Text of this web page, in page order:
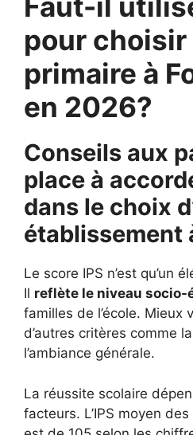
pour
primaire à
en 2026?
Conseils aux
place à
dans le choix
établissement
Le score IPS n’est qu’un
Il reflète le niveau socio-
familles de l’école. Mieux
d’autres critères comme
l’ambiance générale.
La réussite scolaire
facteurs. L’IPS moyen